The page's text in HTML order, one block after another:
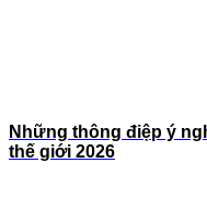
Những thông điệp ý
thế giới 2026